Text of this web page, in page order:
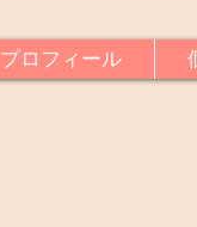
プロフィール